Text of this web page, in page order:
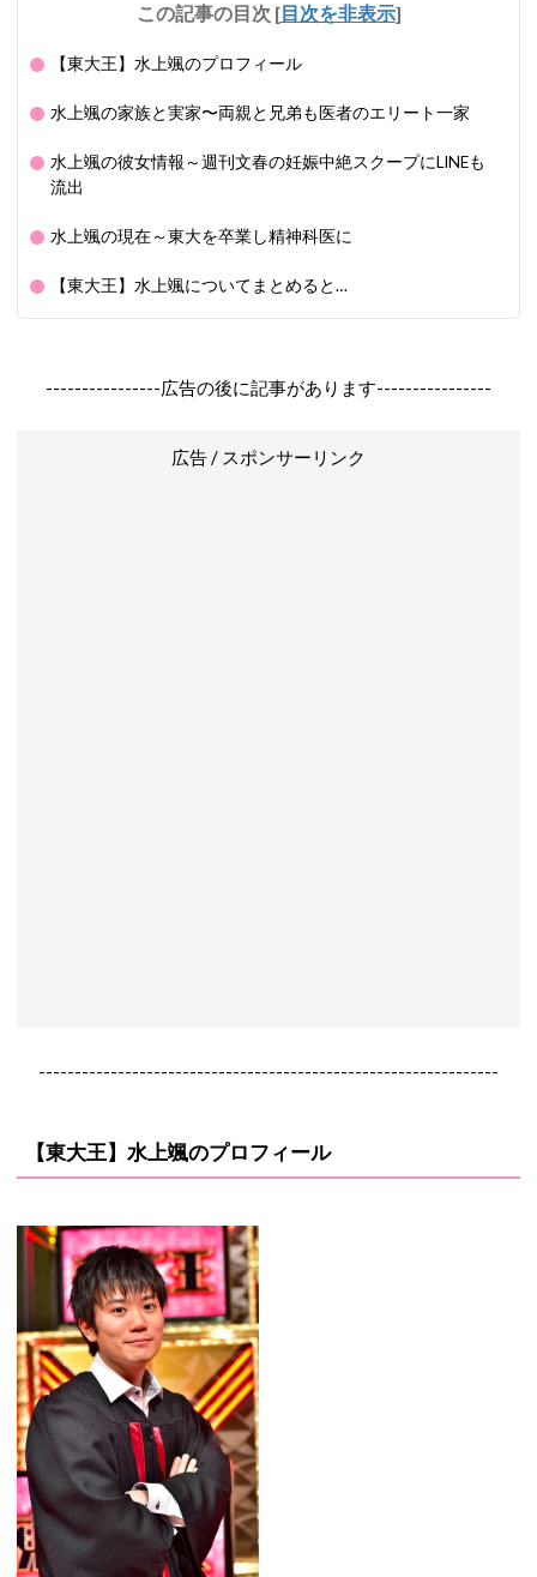
この記事の目次 [目次を非表示]
【東大王】水上颯のプロフィール
水上颯の家族と実家〜両親と兄弟も医者のエリート一家
水上颯の彼女情報～週刊文春の妊娠中絶スクープにLINEも
流出
水上颯の現在～東大を卒業し精神科医に
【東大王】水上颯についてまとめると…
----------------広告の後に記事があります----------------
広告 / スポンサーリンク
----------------------------------------------------------------
【東大王】水上颯のプロフィール